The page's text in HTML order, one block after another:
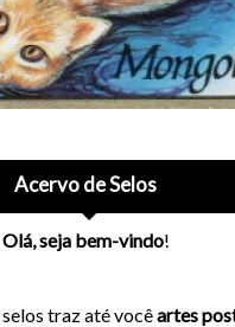
Acervo de Selos
Olá, seja bem-vindo!
traz até vocêartes